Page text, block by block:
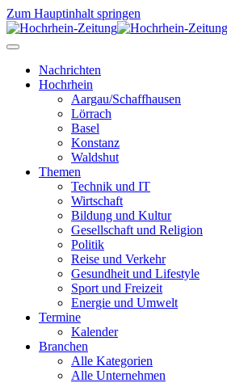
Zum Hauptinhalt springen
Nachrichten
Hochrhein
Aargau/Schaffhausen
Lörrach
Basel
Konstanz
Waldshut
Themen
Technik und IT
Wirtschaft
Bildung und Kultur
Gesellschaft und Religion
Politik
Reise und Verkehr
Gesundheit und Lifestyle
Sport und Freizeit
Energie und Umwelt
Termine
Kalender
Branchen
Alle Kategorien
Alle Unternehmen